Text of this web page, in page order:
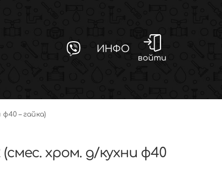
ИНФО
войти
– гайка)
(смес. хром. д/кухни ф40